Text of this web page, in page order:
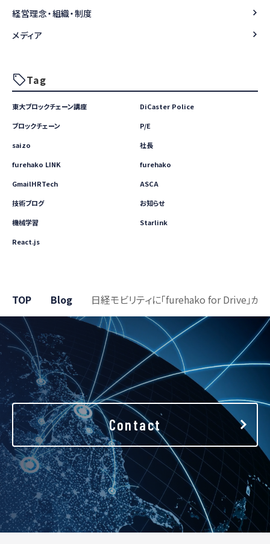
経営理念・組織・制度
メディア
Tag
東大ブロックチェーン講座
DiCaster Police
ブロックチェーン
P/E
saizo
社長
furehako LINK
furehako
GmailHRTech
ASCA
技術ブログ
お知らせ
機械学習
Starlink
React.js
TOP Blog 日経モビリティに「furehako for Drive」が
Contact